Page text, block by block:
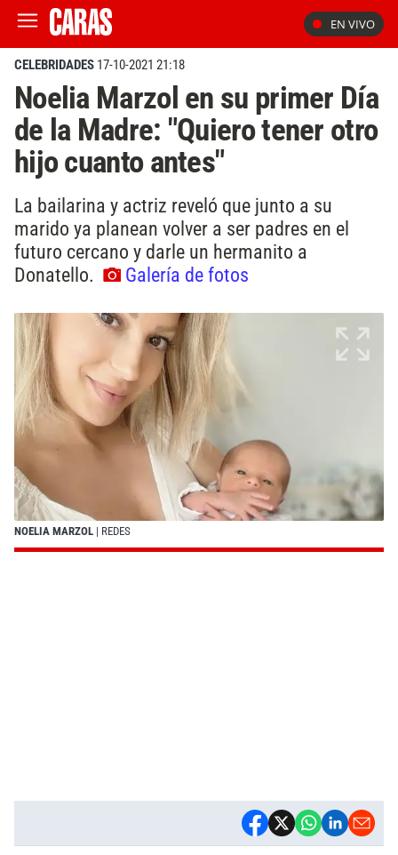
EN VIVO
CELEBRIDADES 17-10-2021 21:18
Noelia Marzol en su primer Día
de la Madre: "Quiero tener otro
hijo cuanto antes"
La bailarina y actriz reveló que junto a su
marido ya planean volver a ser padres en el
futuro cercano y darle un hermanito a
Donatello.
Galería de fotos
NOELIA MARZOL | REDES